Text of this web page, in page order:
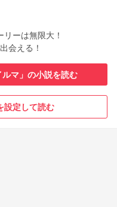
ーは無限大！
会える！
ルマ」の小説を読む
設定して読む